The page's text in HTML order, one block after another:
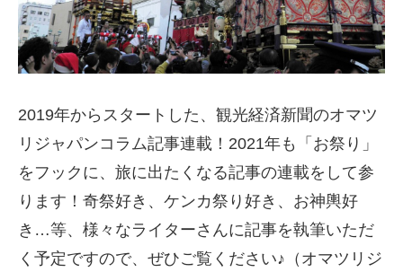
2019年からスタートした、観光経済新聞のオマツ
リジャパンコラム記事連載！2021年も「お祭り」
をフックに、旅に出たくなる記事の連載をして参
ります！奇祭好き、ケンカ祭り好き、お神輿好
き…等、様々なライターさんに記事を執筆いただ
く予定ですので、ぜひご覧ください♪（オマツリジ